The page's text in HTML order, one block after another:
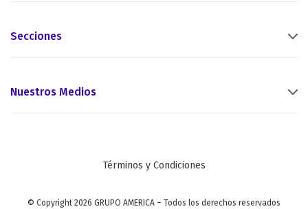
Secciones
Nuestros Medios
Términos y Condiciones
© Copyright 2026 GRUPO AMERICA – Todos los derechos reservados